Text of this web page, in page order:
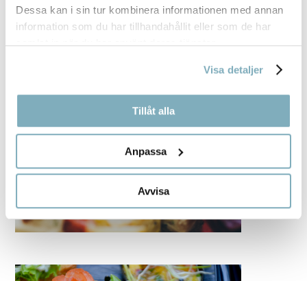
Dessa kan i sin tur kombinera informationen med annan
information som du har tillhandahållit eller som de har
samlat in när du har använt deras tjänster.
Visa detaljer
Tillåt alla
Anpassa
Avvisa